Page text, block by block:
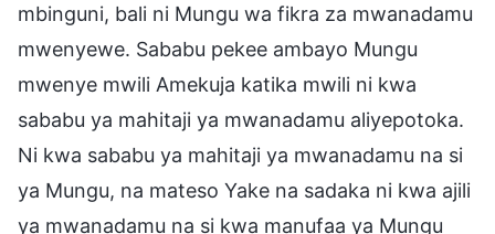
mbinguni, bali ni Mungu wa fikra za mwanadamu
mwenyewe. Sababu pekee ambayo Mungu
mwenye mwili Amekuja katika mwili ni kwa
sababu ya mahitaji ya mwanadamu aliyepotoka.
Ni kwa sababu ya mahitaji ya mwanadamu na si
ya Mungu, na mateso Yake na sadaka ni kwa ajili
ya mwanadamu na si kwa manufaa ya Mungu